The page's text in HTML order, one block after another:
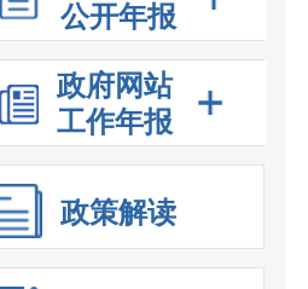
公开年报
政府网站
工作年报
政策解读